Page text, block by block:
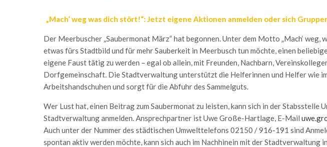
„Mach‘ weg was dich stört!“: Jetzt eigene Aktionen anmelden oder sich
Der Meerbuscher „Saubermonat März“ hat begonnen. Unter dem Motto „Mach‘ weg,
etwas fürs Stadtbild und für mehr Sauberkeit in Meerbusch tun möchte, einen
eigene Faust tätig zu werden – egal ob allein, mit Freunden, Nachbarn,
Dorfgemeinschaft. Die Stadtverwaltung unterstützt die Helferinnen und Helfer wie
Arbeitshandschuhen und sorgt für die Abfuhr des Sammelguts.
Wer Lust hat, einen Beitrag zum Saubermonat zu leisten, kann sich in der Stabsstelle
Stadtverwaltung anmelden. Ansprechpartner ist Uwe Große-Hartlage, E-Mail
Auch unter der Nummer des städtischen Umwelttelefons 02150 / 916-191 sind
spontan aktiv werden möchte, kann sich auch im Nachhinein mit der Stadtverwaltung